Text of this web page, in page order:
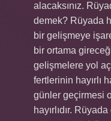
alacaksınız.
demek? Rüyada
bir gelişmeye
bir ortama
gelişmelere yol
fertlerinin hayırlı
günler geçirmesi
hayırlıdır.